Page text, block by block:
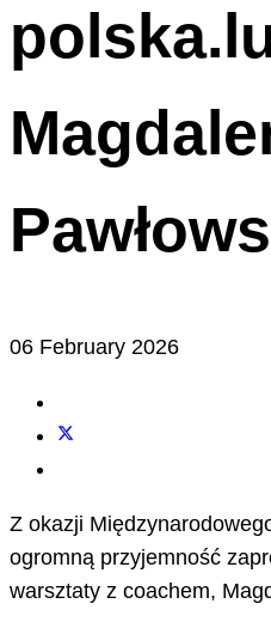
06 February 2026
Z okazji
ogromną przyjemność
warsztaty z coachem,